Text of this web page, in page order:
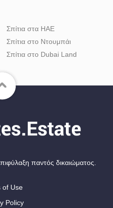
Σπίτια στα ΗΑΕ
Σπίτια στο Ντουμπάι
Σπίτια στο Dubai Land
παντός δικαιώματος.
of Use
Policy